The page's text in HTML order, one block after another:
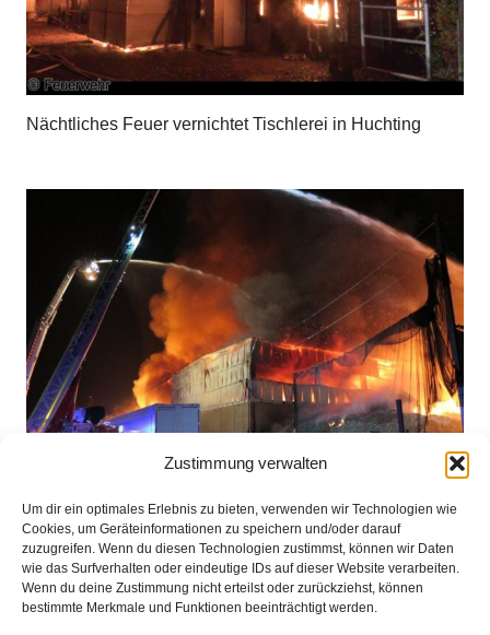
Zustimmung verwalten
Um dir ein optimales Erlebnis zu bieten, verwenden wir Technologien wie
Cookies, um Geräteinformationen zu speichern und/oder darauf
zuzugreifen. Wenn du diesen Technologien zustimmst, können wir Daten
wie das Surfverhalten oder eindeutige IDs auf dieser Website verarbeiten.
Wenn du deine Zustimmung nicht erteilst oder zurückziehst, können
bestimmte Merkmale und Funktionen beeinträchtigt werden.
Nächtliches Feuer vernichtet Tischlerei in Huchting
Feuerschein – Großbrand in Recycling-Firma